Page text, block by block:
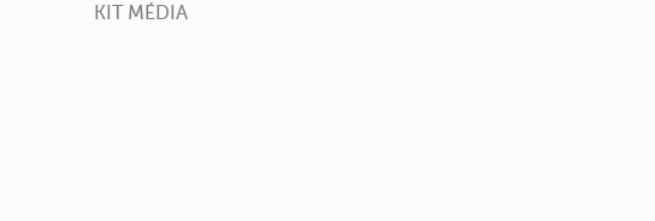
KIT MÉDIA